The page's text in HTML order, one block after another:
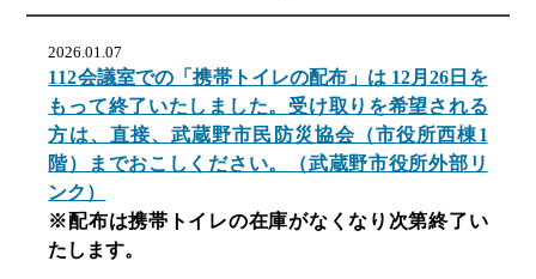
2026.01.07
112会議室での「携帯トイレの配布」は 12月26日を
もって終了いたしました。受け取りを希望される
方は、直接、武蔵野市民防災協会（市役所西棟1
階）までおこしください。（武蔵野市役所外部リ
ンク）
※配布は携帯トイレの在庫がなくなり次第終了い
たします。